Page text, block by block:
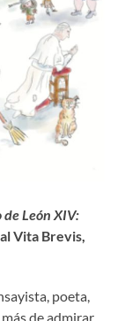
de León XIV:
Vita Brevis,
poeta,
de admirar